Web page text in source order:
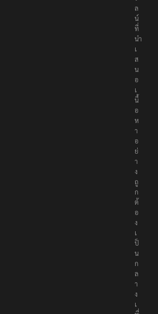
ล
น์
ที่
นำ
เ
ส
น
อ
เ
นื้
อ
ห
า
อ
ย่
า
ง
ถู
ก
ต้
อ
ง
เ
ป็
น
ก
ล
า
ง
เ